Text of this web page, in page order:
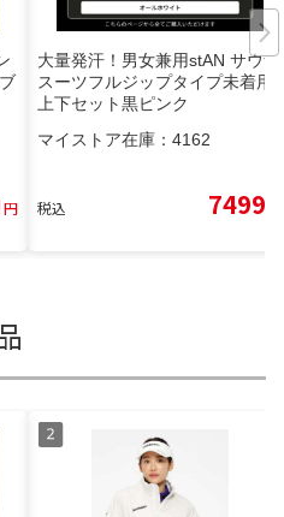
円
大量発汗！男女兼用stAN サウナ
スーツフルジップタイプ未着用
上下セット黒ピンク
マイストア在庫： 4162
税込 7499